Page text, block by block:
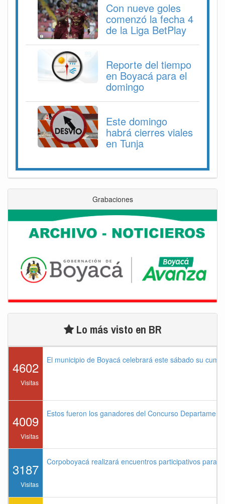
Con nueve goles
comenzó la fecha 4
de la Liga BetPlay
Reporte del tiempo
en Boyacá para el
domingo
Este domingo
habrá cierres viales
en Tunja
Grabaciones
Lo más visto en BR
4602
Visitas
El municipio de Boyacá celebrará este sábado su
4009
Visitas
Estos fueron los ganadores del Concurso
3187
Visitas
Corpoboyacá realizará encuentros participativos para